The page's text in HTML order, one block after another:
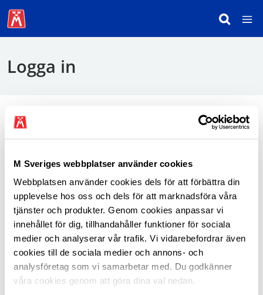
M Sveriges webbplatser använder cookies
Webbplatsen använder cookies dels för att förbättra din
upplevelse hos oss och dels för att marknadsföra våra
tjänster och produkter. Genom cookies anpassar vi
innehållet för dig, tillhandahåller funktioner för sociala
medier och analyserar vår trafik. Vi vidarebefordrar även
cookies till de sociala medier och annons- och
analysföretag som vi samarbetar med. Du godkänner
våra cookies genom att göra dina val nedan.
Logga in
För att logga in behöver du använda mobilt
BankID.
Logga in som medlem